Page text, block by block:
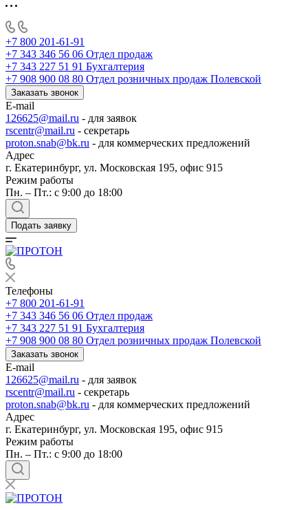
+7 800 201-61-91
+7 343 346 56 06 Отдел продаж
+7 343 227 51 91 Бухгалтерия
+7 908 900 08 80 Отдел розничных продаж Полевской
Заказать звонок
E-mail
126625@mail.ru - для заявок
rscentr@mail.ru - секретарь
proton.snab@bk.ru - для коммерческих предложений
Адрес
г. Екатеринбург, ул. Московская 195, офис 915
Режим работы
Пн. – Пт.: с 9:00 до 18:00
Подать заявку
Телефоны
+7 800 201-61-91
+7 343 346 56 06 Отдел продаж
+7 343 227 51 91 Бухгалтерия
+7 908 900 08 80 Отдел розничных продаж Полевской
Заказать звонок
E-mail
126625@mail.ru - для заявок
rscentr@mail.ru - секретарь
proton.snab@bk.ru - для коммерческих предложений
Адрес
г. Екатеринбург, ул. Московская 195, офис 915
Режим работы
Пн. – Пт.: с 9:00 до 18:00